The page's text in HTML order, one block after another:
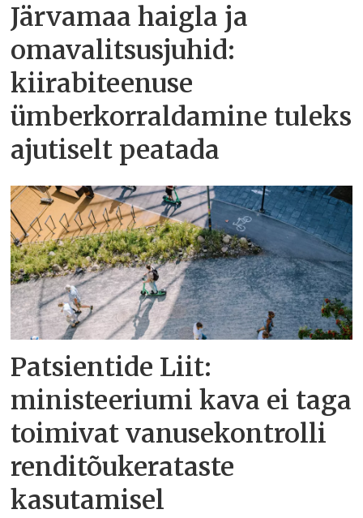
Järvamaa haigla ja
omavalitsusjuhid:
kiirabiteenuse
ümberkorraldamine tuleks
ajutiselt peatada
Patsientide Liit:
ministeeriumi kava ei taga
toimivat vanusekontrolli
renditõukerataste
kasutamisel